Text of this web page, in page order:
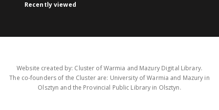
Recently viewed
Website created by: Cluster of Warmia and Mazury Digital Library.
The co-founders of the Cluster are: University of Warmia and Mazury in
Olsztyn and the Provincial Public Library in Olsztyn.